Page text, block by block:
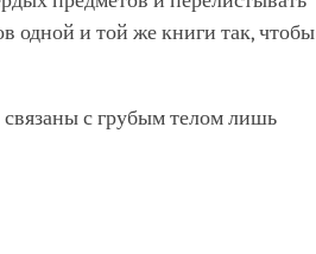
одной и той же книги так, чтобы
связаны с грубым телом лишь